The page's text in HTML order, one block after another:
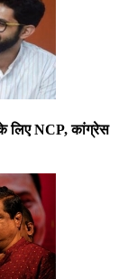
के लिए NCP, कांग्रेस